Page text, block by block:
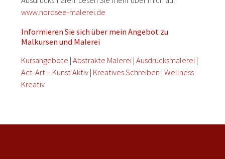
www.nordsee-malerei.de
Informieren Sie sich über mein Angebot zu
Malkursen und Malerei
Kursangebote |Abstrakte Malerei |Ausdrucksmalerei |
Act-Art – Kunst Aktiv | Kreatives Schreiben |Wellness
Kreativ